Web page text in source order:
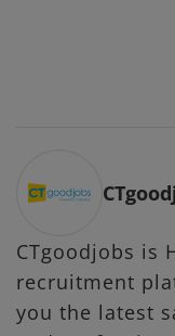
CTgoodjobs is
recruitment
you the latest